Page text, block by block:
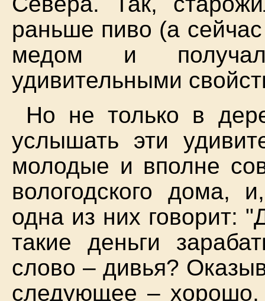
раньше пиво (а
медом и
удивительными
Но не только в
услышать эти
молодые и вполне
вологодского дома,
одна из них говорит:
такие деньги
слово – дивья?
следующее – хорошо,